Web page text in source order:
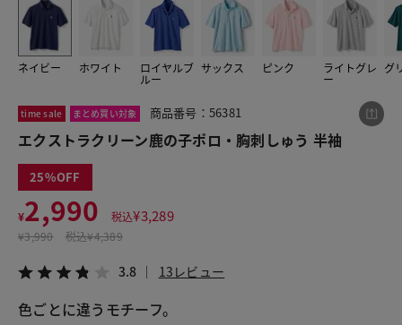
ネイビー ホワイト ロイヤルブ
ルー
サックス ピンク ライトグレ
ー
グ
time sale まとめ買い対象 商品番号：56381
エクストラクリーン鹿の子ポロ・胸刺しゅう 半袖
25
¥2,990 税込¥3,289
¥3,990 税込¥4,389
3.8 13レビュー
色ごとに違うモチーフ。
この商品をシェアする
エクストラクリーン鹿の子ポロ・胸刺しゅう 半袖
¥2,990 税込¥3,289
LINE X